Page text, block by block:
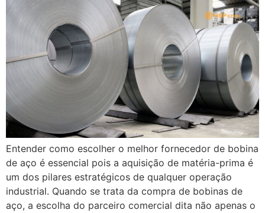
Entender como escolher o melhor fornecedor de bobina
de aço é essencial pois a aquisição de matéria-prima é
um dos pilares estratégicos de qualquer operação
industrial. Quando se trata da compra de bobinas de
aço, a escolha do parceiro comercial dita não apenas o